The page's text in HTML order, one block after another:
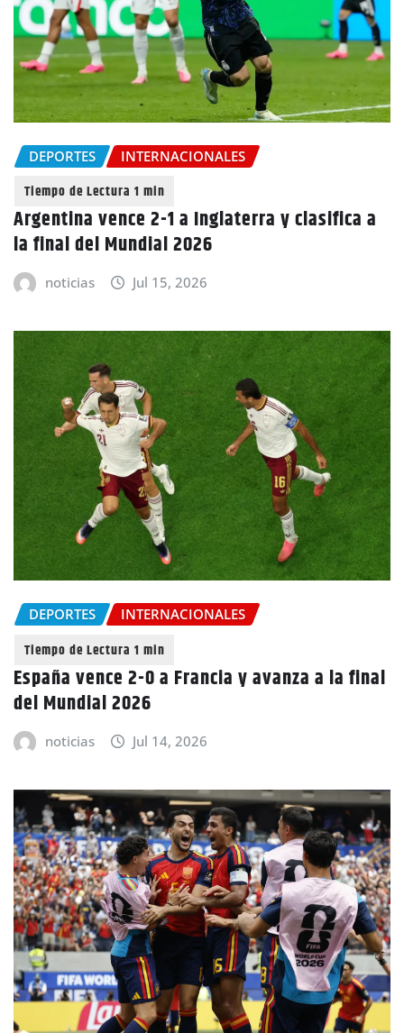
DEPORTES INTERNACIONALES
Argentina vence 2-1 a Inglaterra y clasifica a
la final del Mundial 2026
noticias Jul 15, 2026
DEPORTES INTERNACIONALES
España vence 2-0 a Francia y avanza a la final
del Mundial 2026
noticias Jul 14, 2026